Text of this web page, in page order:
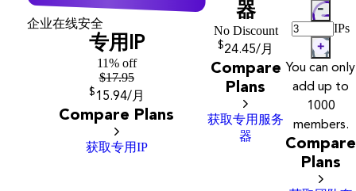
企业在线安全
专用IP
11% off
$17.95
$ 15.94/月
Compare Plans
获取专用IP
器
No Discount
$24.45/月
Compare
Plans
获取专用服务
器
IPs
You can only
add up to
1000
members.
Compare
Plans